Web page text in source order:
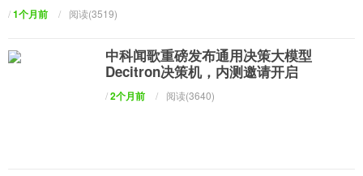
/1个月前 / 阅读(3519)
中科闻歌重磅发布通用决策大模型
Decitron决策机，内测邀请开启
/2个月前 / 阅读(3640)